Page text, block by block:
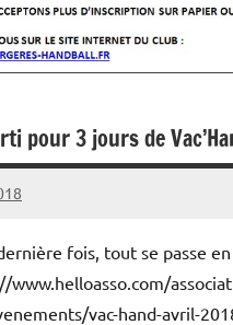
pour 3 jours de
fois, tout se passe
www.helloasso.com/
vac-hand-avril-